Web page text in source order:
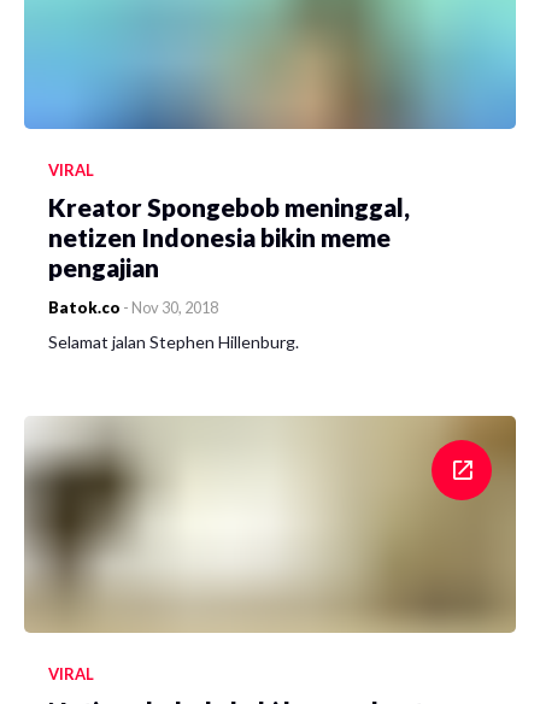
VIRAL
Kreator Spongebob meninggal,
netizen Indonesia bikin meme
pengajian
Batok.co - Nov 30, 2018
Selamat jalan Stephen Hillenburg.
VIRAL